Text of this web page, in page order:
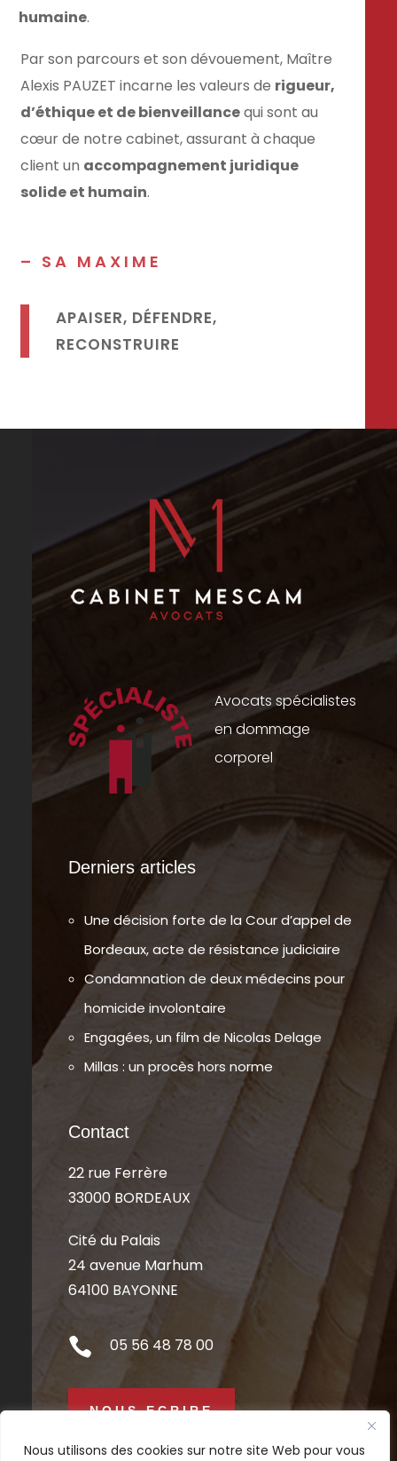
Nous utilisons des cookies sur notre site Web pour vous
humaine.
Par son parcours et son dévouement, Maître
Alexis PAUZET incarne les valeurs de rigueur,
d’éthique et de bienveillancequi sont au
cœur de notre cabinet, assurant à chaque
client un accompagnement juridique
solide et humain.
– SA MAXIME
APAISER, DÉFENDRE,
RECONSTRUIRE
Avocats spécialistes
en dommage
corporel
Derniers articles
Une décision forte de la Cour d’appel de
Bordeaux, acte de résistance judiciaire
Condamnation de deux médecins pour
homicide involontaire
Engagées, un film de Nicolas Delage
Millas : un procès hors norme
Contact
22 rue Ferrère
33000 BORDEAUX
Cité du Palais
24 avenue Marhum
64100 BAYONNE
 05 56 48 78 00
NOUS ECRIRE